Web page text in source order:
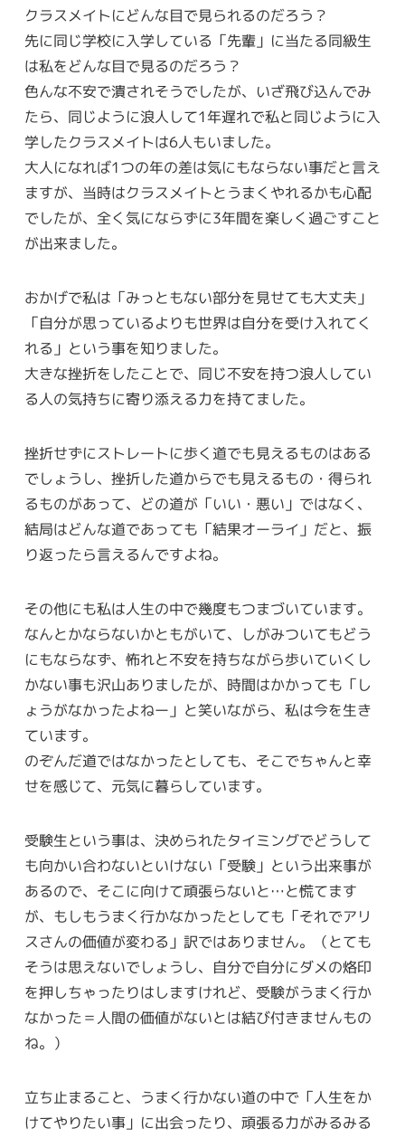
クラスメイトにどんな目で見られるのだろう？
先に同じ学校に入学している「先輩」に当たる同級生
は私をどんな目で見るのだろう？
色んな不安で潰されそうでしたが、いざ飛び込んでみ
たら、同じように浪人して1年遅れで私と同じように入
学したクラスメイトは6人もいました。
大人になれば1つの年の差は気にもならない事だと言え
ますが、当時はクラスメイトとうまくやれるかも心配
でしたが、全く気にならずに3年間を楽しく過ごすこと
が出来ました。
おかげで私は「みっともない部分を見せても大丈夫」
「自分が思っているよりも世界は自分を受け入れてく
れる」という事を知りました。
大きな挫折をしたことで、同じ不安を持つ浪人してい
る人の気持ちに寄り添える力を持てました。
挫折せずにストレートに歩く道でも見えるものはある
でしょうし、挫折した道からでも見えるもの・得られ
るものがあって、どの道が「いい・悪い」ではなく、
結局はどんな道であっても「結果オーライ」だと、振
り返ったら言えるんですよね。
その他にも私は人生の中で幾度もつまづいています。
なんとかならないかともがいて、しがみついてもどう
にもならなず、怖れと不安を持ちながら歩いていくし
かない事も沢山ありましたが、時間はかかっても「し
ょうがなかったよねー」と笑いながら、私は今を生き
ています。
のぞんだ道ではなかったとしても、そこでちゃんと幸
せを感じて、元気に暮らしています。
受験生という事は、決められたタイミングでどうして
も向かい合わないといけない「受験」という出来事が
あるので、そこに向けて頑張らないと…と慌てます
が、もしもうまく行かなかったとしても「それでアリ
スさんの価値が変わる」訳ではありません。（とても
そうは思えないでしょうし、自分で自分にダメの烙印
を押しちゃったりはしますけれど、受験がうまく行か
なかった＝人間の価値がないとは結び付きませんもの
ね。）
立ち止まること、うまく行かない道の中で「人生をか
けてやりたい事」に出会ったり、頑張る力がみるみる